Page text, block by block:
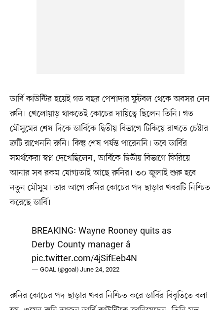
ডার্বি কাউন্টির হয়েই গত বছর পেশাদার ফুটবল থেকে অবসর নেন
রুনি। খেলোয়াড় থাকতেই কোচের দায়িত্বে ছিলেন তিনি। গত
মৌসুমের শেষ দিকে ডার্বিকে দ্বিতীয় বিভাগে টিকিয়ে রাখতে চেষ্টার
ত্রুটি রাখেননি রুনি। কিন্তু শেষ পর্যন্ত পারেননি। তবে ডার্বির
সমর্থকেরা স্বপ্ন দেখেছিলেন, ডার্বিকে দ্বিতীয় বিভাগে ফিরিয়ে
আনার সব রকম যোগ্যতাই আছে রুনির। ৩০ জুলাই শুরু হবে
নতুন মৌসুম। তার আগে রুনির কোচের পদ ছাড়ার খবরটি নিশ্চিত
করেছে ডার্বি।
BREAKING: Wayne Rooney quits as
Derby County manager â
pic.twitter.com/4jSifEeb4N
— GOAL (@goal)June 24, 2022
রুনির কোচের পদ ছাড়ার খবর নিশ্চিত করে ডার্বির বিবৃতিতে বলা